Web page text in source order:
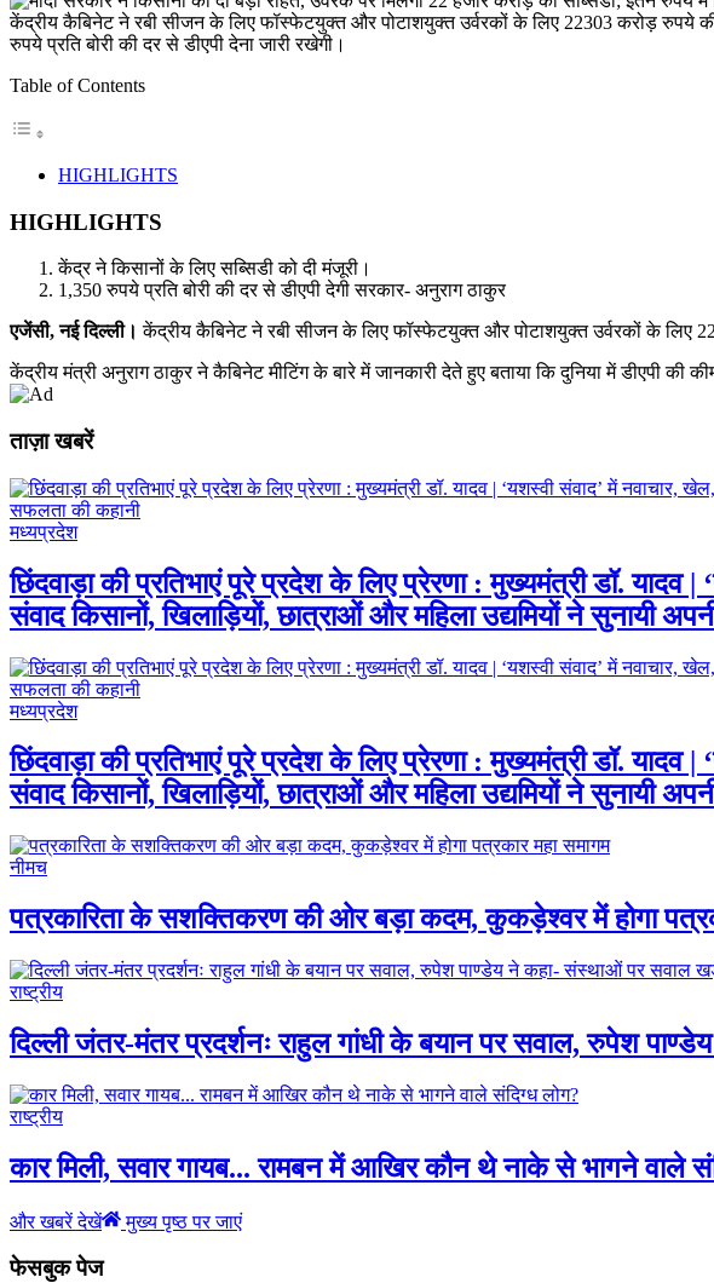
केंद्रीय कैबिनेट ने रबी सीजन के लिए फॉस्‍फेटयुक्‍त और पोटाशयुक्‍त उर्वरकों के लिए 22303 करोड़ रुपये की
रुपये प्रति बोरी की दर से डीएपी देना जारी रखेगी।
Table of Contents
HIGHLIGHTS
HIGHLIGHTS
केंद्र ने किसानों के लिए सब्सिडी को दी मंजूरी।
1,350 रुपये प्रति बोरी की दर से डीएपी देगी सरकार- अनुराग ठाकुर
एजेंसी, नई दिल्ली। केंद्रीय कैबिनेट ने रबी सीजन के लिए फॉस्‍फेटयुक्‍त और पोटाशयुक्‍त उर्वरकों के लिए
केंद्रीय मंत्री अनुराग ठाकुर ने कैबिनेट मीटिंग के बारे में जानकारी देते हुए बताया कि दुनिया में डीएपी की
ताज़ा खबरें
मध्यप्रदेश
छिंदवाड़ा की प्रतिभाएं पूरे प्रदेश के लिए प्रेरणा : मुख्यमंत्री डॉ.
संवाद किसानों, खिलाड़ियों, छात्राओं और महिला उद्यमियों ने सुनायी
मध्यप्रदेश
छिंदवाड़ा की प्रतिभाएं पूरे प्रदेश के लिए प्रेरणा : मुख्यमंत्री डॉ.
संवाद किसानों, खिलाड़ियों, छात्राओं और महिला उद्यमियों ने सुनायी
नीमच
पत्रकारिता के सशक्तिकरण की ओर बड़ा कदम, कुकड़ेश्वर में होगा
राष्ट्रीय
दिल्ली जंतर-मंतर प्रदर्शनः राहुल गांधी के बयान पर सवाल, रुपेश
राष्ट्रीय
कार मिली, सवार गायब... रामबन में आखिर कौन थे नाके से भागने वाले
और खबरें देखें मुख्य पृष्ठ पर जाएं
फेसबुक पेज